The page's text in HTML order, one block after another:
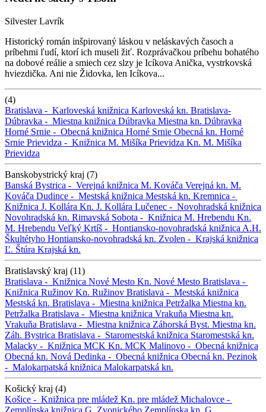
Silvester Lavrík
Historický román inšpirovaný láskou v neláskavých časoch a
príbehmi ľudí, ktorí ich museli žiť. Rozprávačkou príbehu bohatého
na dobové reálie a smiech cez slzy je Icíkova Anička, vystrkovská
hviezdička. Ani nie Židovka, len Icíkova...
(4)
Bratislava - Karloveská knižnica Karloveská kn. Bratislava-
Dúbravka - Miestna knižnica Dúbravka Miestna kn. Dúbravka
Horné Srnie - Obecná knižnica Horné Srnie Obecná kn. Horné
Srnie Prievidza - Knižnica M. Mišíka Prievidza Kn. M. Mišíka
Prievidza
Banskobystrický kraj (7)
Banská Bystrica - Verejná knižnica M. Kováča Verejná kn. M.
Kováča Dudince - Mestská knižnica Mestská kn. Kremnica -
Knižnica J. Kollára Kn. J. Kollára Lučenec - Novohradská knižnica
Novohradská kn. Rimavská Sobota - Knižnica M. Hrebendu Kn.
M. Hrebendu Veľký Krtíš - Hontiansko-novohradská knižnica A.H.
Škultétyho Hontiansko-novohradská kn. Zvolen - Krajská knižnica
Ľ. Štúra Krajská kn.
Bratislavský kraj (11)
Bratislava - Knižnica Nové Mesto Kn. Nové Mesto Bratislava -
Knižnica Ružinov Kn. Ružinov Bratislava - Mestská knižnica
Mestská kn. Bratislava - Miestna knižnica Petržalka Miestna kn.
Petržalka Bratislava - Miestna knižnica Vrakuňa Miestna kn.
Vrakuňa Bratislava - Miestna knižnica Záhorská Byst. Miestna kn.
Záh. Bystrica Bratislava - Staromestská knižnica Staromestská kn.
Malacky - Knižnica MCK Kn. MCK Malinovo - Obecná knižnica
Obecná kn. Nová Dedinka - Obecná knižnica Obecná kn. Pezinok
- Malokarpatská knižnica Malokarpatská kn.
Košický kraj (4)
Košice - Knižnica pre mládež Kn. pre mládež Michalovce -
Zemplínska knižnica G. Zvonického Zemplínska kn. G.